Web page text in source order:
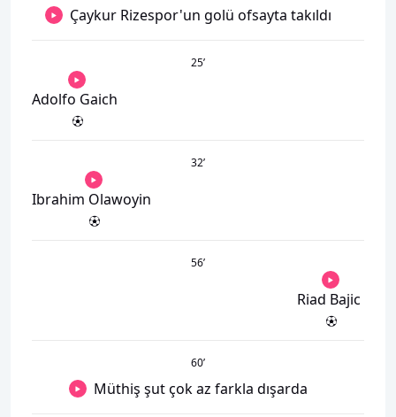
Çaykur Rizespor'un golü ofsayta takıldı
25’
Adolfo Gaich
32’
Ibrahim Olawoyin
56’
Riad Bajic
60’
Müthiş şut çok az farkla dışarda